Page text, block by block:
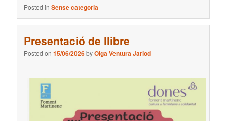
Posted in Sense categoria
Presentació de llibre
Posted on15/06/2026byOlga Ventura Jariod